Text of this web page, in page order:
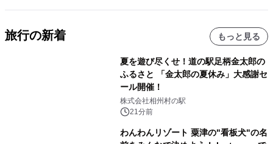
旅行の新着 もっと見る
夏を遊び尽くせ！道の駅足柄金太郎の
ふるさと 「金太郎の夏休み」大感謝セ
ール開催！
株式会社相州村の駅
21分前
わんわんリゾート 粟津の"看板犬"の名